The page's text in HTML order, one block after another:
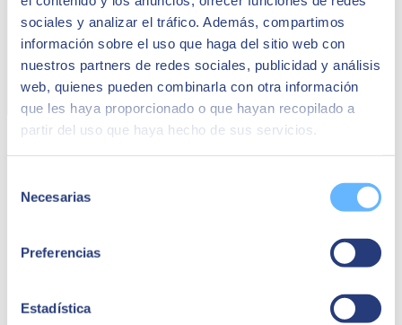
sociales y analizar el tráfico. Además, compartimos
información sobre el uso que haga del sitio web con
nuestros partners de redes sociales, publicidad y análisis
web, quienes pueden combinarla con otra información
que les haya proporcionado o que hayan recopilado a
partir del uso que haya hecho de sus servicios.
Necesarias
Preferencias
Estadística
Developer Workbooks. Trailhead es la mejor plataforma
para comenzar a usar el CRM. Sin embargo, los
fondo Force.com o Salesforce Platform para disponer de
aplicaciones concretas que automaticen ciertos procesos
serie de manuales para administradores y desarrolladores de
Force.com que redirigen a una ruta determinada en Trailhead.
. Lightning Platform es
aplicaciones en la nube. Con el fin de aprender a
desarrollarlas fácilmente, la compañía pone a disposición de